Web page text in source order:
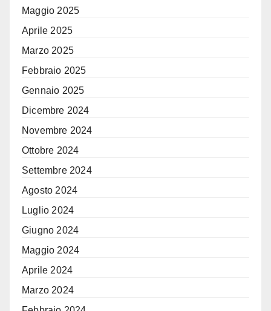
Maggio 2025
Aprile 2025
Marzo 2025
Febbraio 2025
Gennaio 2025
Dicembre 2024
Novembre 2024
Ottobre 2024
Settembre 2024
Agosto 2024
Luglio 2024
Giugno 2024
Maggio 2024
Aprile 2024
Marzo 2024